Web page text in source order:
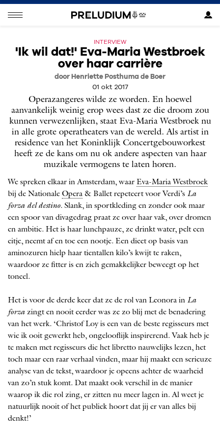
INTERVIEW
'Ik wil dat!' Eva-Maria Westbroek
over haar carrière
door Henriette Posthuma de Boer
01 okt 2017
Operazangeres wilde ze worden. En hoewel
aanvankelijk weinig erop wees dast ze die droom zou
kunnen verwezenlijken, staat Eva-Maria Westbroek nu
in alle grote operatheaters van de wereld. Als artist in
residence van het Koninklijk Concertgebouworkest
heeft ze de kans om nu ok andere aspecten van haar
muzikale vermogens te laten horen.
We spreken elkaar in Amsterdam, waar Eva-Maria Westbroek
bij de Nationale ­ Opera & Ballet repeteert voor Verdi’s La
forza del destino. Slank, in sportkleding en zonder ook maar
een spoor van divagedrag praat ze over haar vak, over dromen
en ambitie. Het is haar lunchpauze, ze drinkt water, pelt een
eitje, neemt af en toe een nootje. Een dieet op basis van
aminozuren hielp haar tientallen kilo’s kwijt te raken,
waardoor ze fitter is en zich gemakkelijker beweegt op het
toneel.
Het is voor de derde keer dat ze de rol van Leonora in La
forza zingt en nooit eerder was ze zo blij met de benadering
van het werk. ‘Christof Loy is een van de beste regisseurs met
wie ik ooit gewerkt heb, ongelooflijk inspirerend. Vaak heb je
te maken met regisseurs die het libretto nauwelijks lezen, het
toch maar een raar verhaal vinden, maar hij maakt een serieuze
analyse van de tekst, waardoor je opeens achter de waarheid
van zo’n stuk komt. Dat maakt ook verschil in de manier
waarop ik die rol zing, er zitten nu meer lagen in. Al weet je
natuurlijk nooit of het publiek hoort dat jij er van alles bij
denkt!’